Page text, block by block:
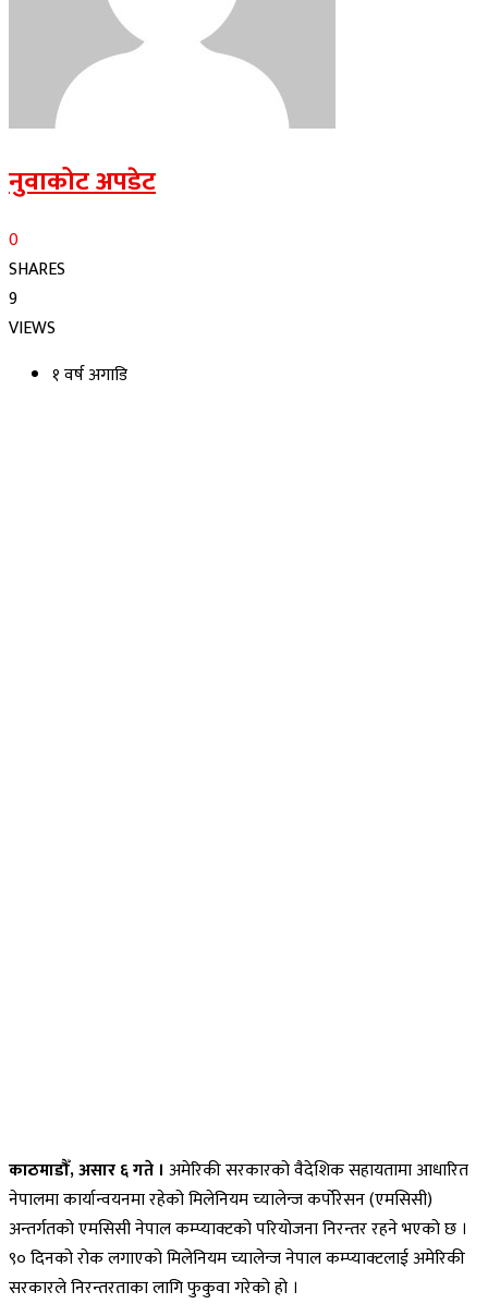
नुवाकोट अपडेट
0
SHARES
9
VIEWS
१ वर्ष अगाडि
काठमाडौँ, असार ६ गते । अमेरिकी सरकारको वैदेशिक सहायतामा आधारित
नेपालमा कार्यान्वयनमा रहेको मिलेनियम च्यालेन्ज कर्पोरेसन (एमसिसी)
अन्तर्गतको एमसिसी नेपाल कम्प्याक्टको परियोजना निरन्तर रहने भएको छ ।
९० दिनको रोक लगाएको मिलेनियम च्यालेन्ज नेपाल कम्प्याक्टलाई अमेरिकी
सरकारले निरन्तरताका लागि फुकुवा गरेको हो ।